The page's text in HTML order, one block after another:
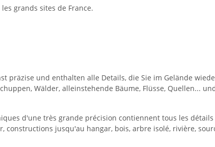
grands sites de France.
präzise und enthalten alle Details, die Sie im Gelände
Wälder, alleinstehende Bäume, Flüsse, Quellen...
d'une très grande précision contiennent tous les
jusqu'au hangar, bois, arbre isolé, rivière,